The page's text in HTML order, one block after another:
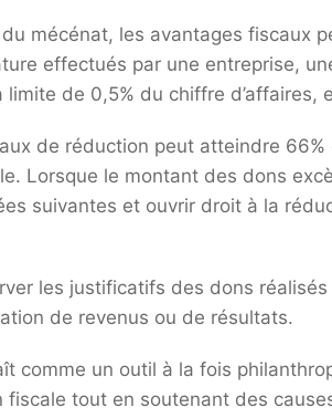
mécénat, les avantages fiscaux
effectués par une entreprise,
de 0,5% du chiffre d’affaires,
de réduction peut atteindre
Lorsque le montant des dons
suivantes et ouvrir droit à la
les justificatifs des dons
de revenus ou de résultats.
comme un outil à la fois
tout en soutenant des